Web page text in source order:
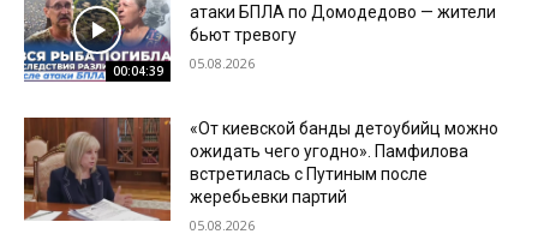
00:04:39
атаки БПЛА по Домодедово — жители
бьют тревогу
05.08.2026
«От киевской банды детоубийц можно
ожидать чего угодно». Памфилова
встретилась с Путиным после
жеребьевки партий
05.08.2026